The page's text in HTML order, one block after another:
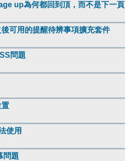
up為何都回到頂，而不是下一頁
可用的提醒待辨事項擴充套件
問題
置
使用
問題